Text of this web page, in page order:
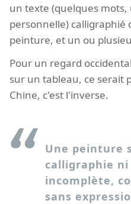
un texte (quelques
personnelle) calligraphié
peinture, et un ou
Pour un regard
sur un tableau, ce serait
Chine, c'est l'inverse.
Une peinture
calligraphie
incomplète,
sans